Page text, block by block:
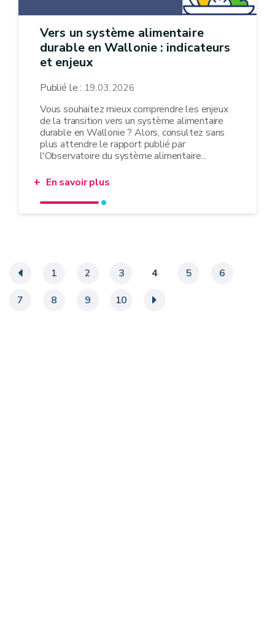
Vers un système alimentaire
durable en Wallonie : indicateurs
et enjeux
Publié le : 19.03.2026
Vous souhaitez mieux comprendre les enjeux
de la transition vers un système alimentaire
durable en Wallonie ? Alors, consultez sans
plus attendre le rapport publié par
l'Observatoire du système alimentaire...
En savoir plus
« 1 2 3 4 5
6
7
8 9 10 »